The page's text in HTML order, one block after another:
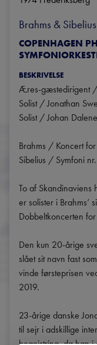
Brahms & Sibelius
COPENHAGEN
BESKRIVELSE
Æres-gæstedirigent /
Solist / Jonathan
Solist / Johan
Brahms / Koncert
Sibelius / Symfoni
To af Skandinaviens
er solister i Brahms’
Dobbeltkoncerten
Den kun 20-årige
slået sit navn fast
vinde førsteprisen
2019.
23-årige danske
til sejr i adskillige